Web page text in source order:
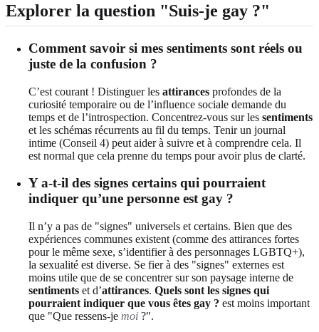
Explorer la question "Suis-je gay ?"
Comment savoir si mes sentiments sont réels ou
juste de la confusion ?
C’est courant ! Distinguer les attirances profondes de la
curiosité temporaire ou de l’influence sociale demande du
temps et de l’introspection. Concentrez-vous sur les sentiments
et les schémas récurrents au fil du temps. Tenir un journal
intime (Conseil 4) peut aider à suivre et à comprendre cela. Il
est normal que cela prenne du temps pour avoir plus de clarté.
Y a-t-il des signes certains qui pourraient
indiquer qu’une personne est gay ?
Il n’y a pas de "signes" universels et certains. Bien que des
expériences communes existent (comme des attirances fortes
pour le même sexe, s’identifier à des personnages LGBTQ+),
la sexualité est diverse. Se fier à des "signes" externes est
moins utile que de se concentrer sur son paysage interne de
sentiments et d’attirances. Quels sont les signes qui
pourraient indiquer que vous êtes gay ? est moins important
que "Que ressens-je moi ?".